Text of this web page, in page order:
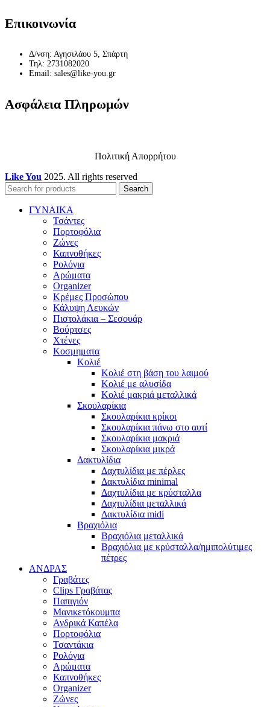
Επικοινωνία
Δ/νση: Αγησιλάου 5, Σπάρτη
Τηλ: 2731082020
Email: sales@like-you.gr
Ασφάλεια Πληρωμών
Πολιτική Απορρήτου
Like You 2025. All rights reserved
Search
ΓΥΝΑΙΚΑ
Τσάντες
Πορτοφόλια
Ζώνες
Καπνοθήκες
Ρολόγια
Αρώματα
Organizer
Κρέμες Προσώπου
Κάλυψη Λευκών
Πιστολάκια – Σεσουάρ
Βούρτσες
Χτένες
Κοσμηματα
Κολιέ
Κολιέ στη βάση του λαιμού
Κολιέ με αλυσίδα
Κολιέ μακριά μεταλλικά
Σκουλαρίκια
Σκουλαρίκια κρίκοι
Σκουλαρίκια πάνω στο αυτί
Σκουλαρίκια μακριά
Σκουλαρίκια μικρά
Δακτυλίδια
Δαχτυλίδια με πέρλες
Δακτυλίδια minimal
Δαχτυλίδια με κρύσταλλα
Δαχτυλίδια μεταλλικά
Δακτυλίδια midi
Βραχιόλια
Βραχιόλια μεταλλικά
Βραχιόλια με κρύσταλλα/ημιπολύτιμες
πέτρες
ΑΝΔΡΑΣ
Γραβάτες
Clips Γραβάτας
Παπιγιόν
Μανικετόκουμπα
Ανδρικά Καπέλα
Πορτοφόλια
Τσαντάκια
Ρολόγια
Αρώματα
Καπνοθήκες
Organizer
Ζώνες